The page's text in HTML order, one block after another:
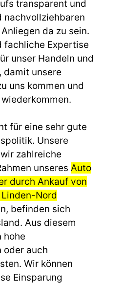
transparent und
nachvollziehbaren
da zu sein.
fachliche Expertise
unser Handeln und
damit unsere
uns kommen und
für eine sehr gute
Unsere
zahlreiche
unseres Auto
durch Ankauf von
Nord
befinden sich
Aus diesem
hohe
oder auch
Wir können
Einsparung